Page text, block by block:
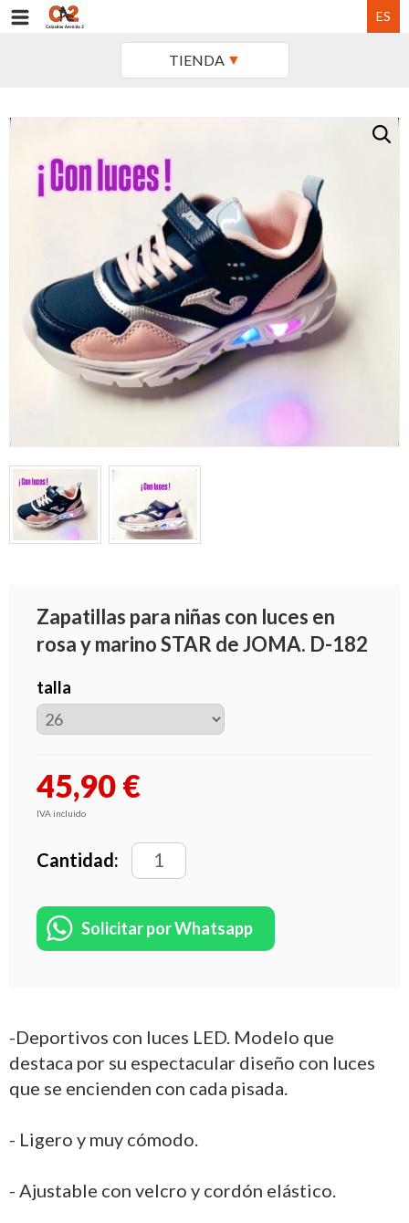
ES
TIENDA
Zapatillas para niñas con luces en
rosa y marino STAR de JOMA. D-182
talla
45,90€
IVA incluido
Cantidad:
Solicitar por Whatsapp
-Deportivos con luces LED. Modelo que
destaca por su espectacular diseño con luces
que se encienden con cada pisada.
- Ligero y muy cómodo.
- Ajustable con velcro y cordón elástico.